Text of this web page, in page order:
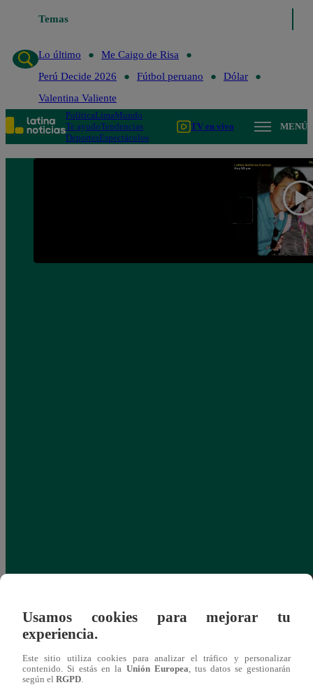
Temas
Lo último
Me Caigo de Risa
Perú Decide 2026
Fútbol peruano
Dólar
Valentina Valiente
PolíticaLimaMundo
Te ayudoTendencias
DeportesEspectáculos
TV en vivo MENÚ
Usamos cookies para mejorar tu
experiencia.
Este sitio utiliza cookies para analizar el tráfico y personalizar
contenido. Si estás en la Unión Europea , tus datos se gestionarán
según el RGPD